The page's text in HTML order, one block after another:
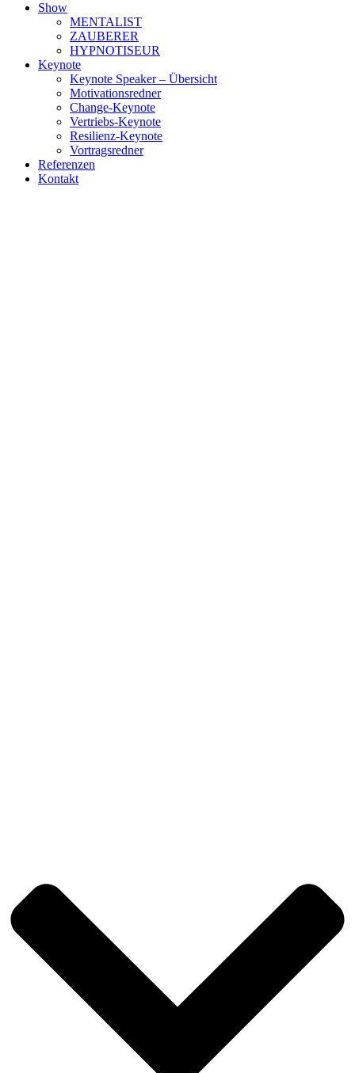
Show
MENTALIST
ZAUBERER
HYPNOTISEUR
Keynote
Keynote Speaker – Übersicht
Motivationsredner
Change-Keynote
Vertriebs-Keynote
Resilienz-Keynote
Vortragsredner
Referenzen
Kontakt